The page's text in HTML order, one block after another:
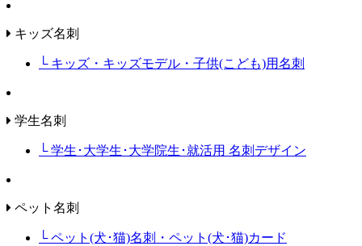
キッズ名刺
└ キッズ・キッズモデル・子供(こども)用名刺
学生名刺
└ 学生･大学生･大学院生･就活用 名刺デザイン
ペット名刺
└ ペット(犬･猫)名刺・ペット(犬･猫)カード